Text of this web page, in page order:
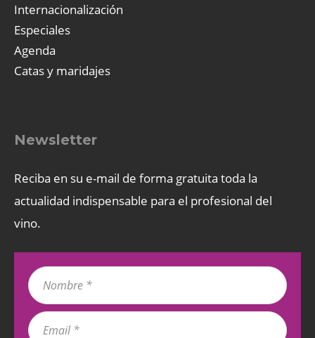
Internacionalización
Especiales
Agenda
Catas y maridajes
Newsletter
Reciba en su e-mail de forma gratuita toda la
actualidad indispensable para el profesional del
vino.